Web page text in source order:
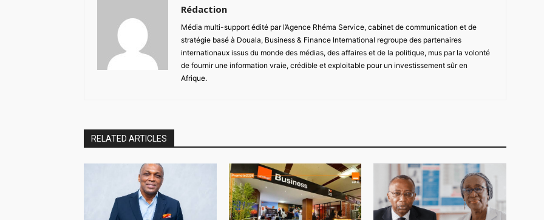
Rédaction
Média multi-support édité par l’Agence Rhéma Service, cabinet de communication et de
stratégie basé à Douala, Business & Finance International regroupe des partenaires
internationaux issus du monde des médias, des affaires et de la politique, mus par la volonté
de fournir une information vraie, crédible et exploitable pour un investissement sûr en
Afrique.
RELATED ARTICLES